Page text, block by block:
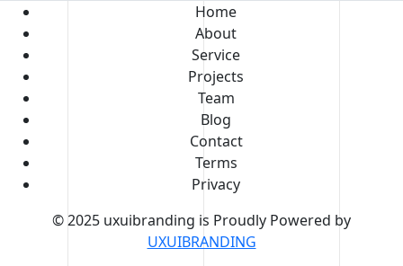
Home
About
Service
Projects
Team
Blog
Contact
Terms
Privacy
© 2025 uxuibranding is Proudly Powered by
UXUIBRANDING